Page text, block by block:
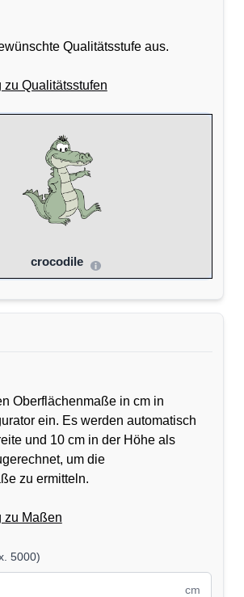
Qualitätsstufe aus.
Qualitätsstufen
crocodile
Oberflächenmaße in cm in
ein. Es werden automatisch
und 10 cm in der Höhe als
um die
zu ermitteln.
zu Maßen
5000)
cm